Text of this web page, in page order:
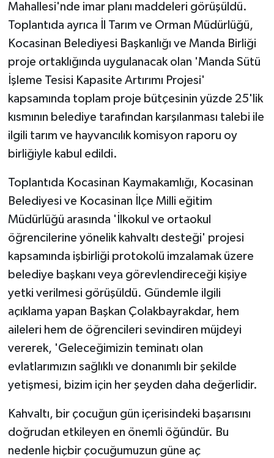
Mahallesi'nde imar planı maddeleri görüşüldü.
Toplantıda ayrıca İl Tarım ve Orman Müdürlüğü,
Kocasinan Belediyesi Başkanlığı ve Manda Birliği
proje ortaklığında uygulanacak olan 'Manda Sütü
İşleme Tesisi Kapasite Artırımı Projesi'
kapsamında toplam proje bütçesinin yüzde 25'lik
kısmının belediye tarafından karşılanması talebi ile
ilgili tarım ve hayvancılık komisyon raporu oy
birliğiyle kabul edildi.
Toplantıda Kocasinan Kaymakamlığı, Kocasinan
Belediyesi ve Kocasinan İlçe Milli eğitim
Müdürlüğü arasında 'İlkokul ve ortaokul
öğrencilerine yönelik kahvaltı desteği' projesi
kapsamında işbirliği protokolü imzalamak üzere
belediye başkanı veya görevlendireceği kişiye
yetki verilmesi görüşüldü. Gündemle ilgili
açıklama yapan Başkan Çolakbayrakdar, hem
aileleri hem de öğrencileri sevindiren müjdeyi
vererek, 'Geleceğimizin teminatı olan
evlatlarımızın sağlıklı ve donanımlı bir şekilde
yetişmesi, bizim için her şeyden daha değerlidir.
Kahvaltı, bir çocuğun gün içerisindeki başarısını
doğrudan etkileyen en önemli öğündür. Bu
nedenle hiçbir çocuğumuzun güne aç